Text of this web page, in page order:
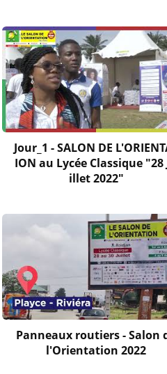
Jour_1 - SALON DE
ION au Lycée Classique "28
illet 2022"
Panneaux routiers - Salon
l'Orientation 2022